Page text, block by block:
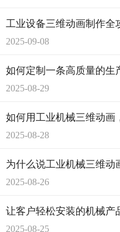
工业设备三维动画制作全
2025-09-08
如何定制一条高质量的生
2025-08-29
2025-08-28
为什么说工业机械三维动
2025-08-26
让客户轻松安装的机械产
2025-08-25